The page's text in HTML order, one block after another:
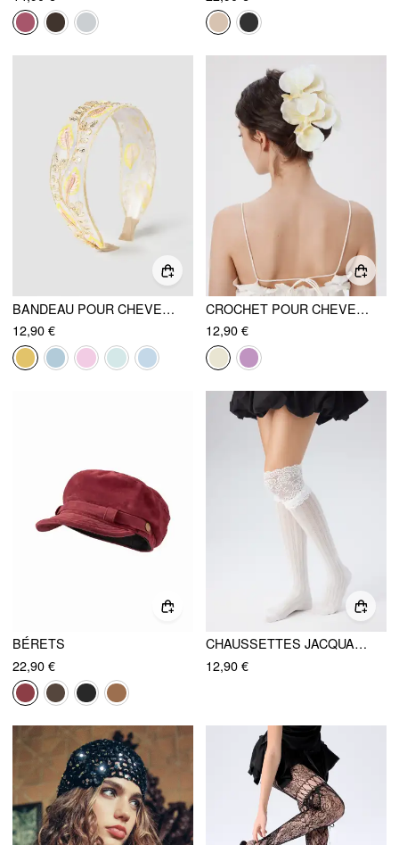
BANDEAU POUR CHEVEUX BRODÉ DE PAILLETTES
12,90 €
CROCHET POUR CHEVEUX À GRANDES FLEURS
12,90 €
BÉRETS
22,90 €
CHAUSSETTES JACQUARD ET DENTELLE DÉPASSANT LE GENOU
12,90 €